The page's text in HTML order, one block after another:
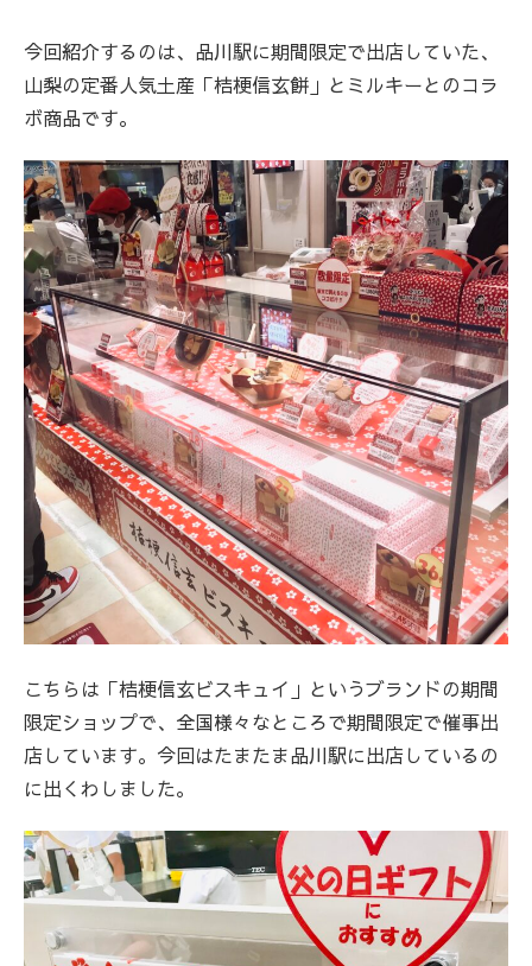
今回紹介するのは、品川駅に期間限定で出店していた、
山梨の定番人気土産「桔梗信玄餅」とミルキーとのコラ
ボ商品です。
こちらは「桔梗信玄ビスキュイ」というブランドの期間
限定ショップで、全国様々なところで期間限定で催事出
店しています。今回はたまたま品川駅に出店しているの
に出くわしました。